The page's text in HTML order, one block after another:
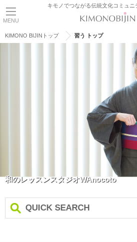
MENU
キモノでつながる伝統文化コミュニ
KIMONO BIJINトップ 習う トップ
和のレッスンスタジオWAnocoto
QUICK SEARCH